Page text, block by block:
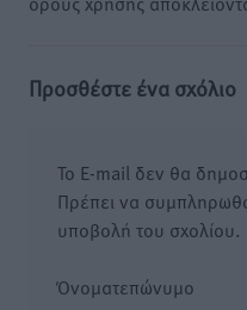
Προσθέστε ένα σχόλιο
Το E-mail δεν θα
Πρέπει να
υποβολή του σχολίου.
Όνοματεπώνυμο